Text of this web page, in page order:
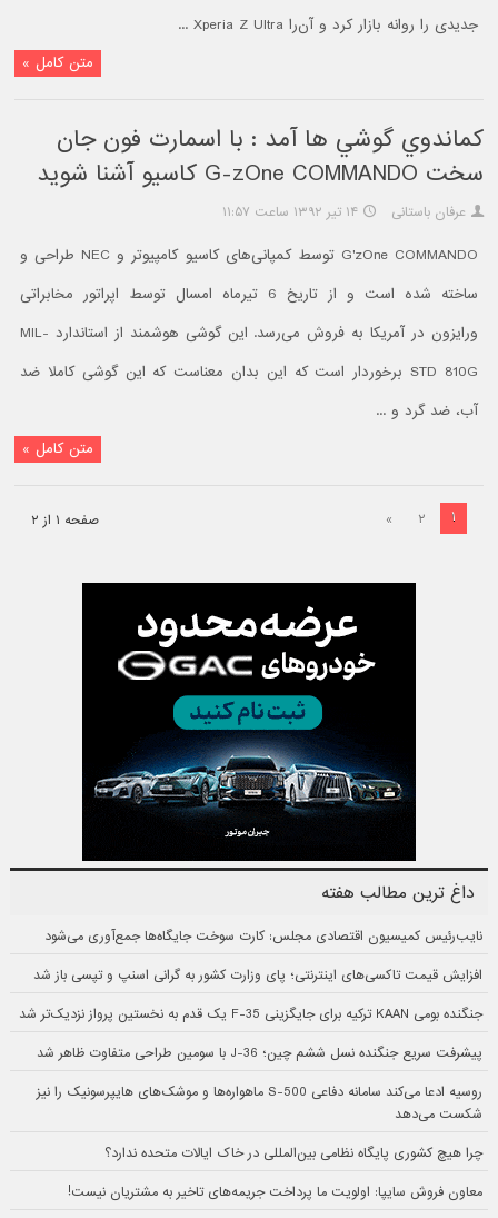
جدیدی را روانه بازار کرد و آن‌را Xperia Z Ultra ...
متن کامل »
کماندوي گوشي ها آمد : با اسمارت فون جان
سخت G-zOne COMMANDO کاسيو آشنا شويد
عرفان باستانی ۱۴ تیر ۱۳۹۲ ساعت ۱۱:۵۷
G'zOne COMMANDO توسط کمپانی‌های کاسیو کامپیوتر و NEC طراحی و
ساخته شده است و از تاریخ 6 تیرماه امسال توسط اپراتور مخابراتی
ورایزون در آمریکا به فروش می‌رسد. این گوشی هوشمند از استاندارد MIL-
STD 810G برخوردار است که این بدان معناست که این گوشی کاملا ضد
آب، ضد گرد و ...
متن کامل »
صفحه ۱ از ۲ ۱ ۲ »
داغ ترین مطالب هفته
نایب‌رئیس کمیسیون اقتصادی مجلس: کارت سوخت جایگاه‌ها جمع‌آوری می‌شود
افزایش قیمت تاکسی‌های اینترنتی؛ پای وزارت کشور به گرانی اسنپ و تپسی باز شد
جنگنده بومی KAAN ترکیه برای جایگزینی F-35 یک قدم به نخستین پرواز نزدیک‌تر شد
پیشرفت سریع جنگنده نسل ششم چین؛ J-36 با سومین طراحی متفاوت ظاهر شد
روسیه ادعا می‌کند سامانه دفاعی S-500 ماهواره‌ها و موشک‌های هایپرسونیک را نیز
شکست می‌دهد
چرا هیچ کشوری پایگاه نظامی بین‌المللی در خاک ایالات متحده ندارد؟
معاون فروش سایپا: اولویت ما پرداخت جریمه‌های تاخیر به مشتریان نیست!